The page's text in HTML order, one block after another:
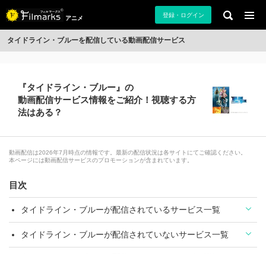
アニメ 登録・ログイン
タイドライン・ブルーを配信している動画配信サービス
『タイドライン・ブルー』の
動画配信サービス情報をご紹介！視聴する方
法はある？
動画配信は2026年7月時点の情報です。最新の配信状況は各サイトにてご確認ください。
本ページには動画配信サービスのプロモーションが含まれています。
目次
タイドライン・ブルーが配信されているサービス一覧
タイドライン・ブルーが配信されていないサービス一覧